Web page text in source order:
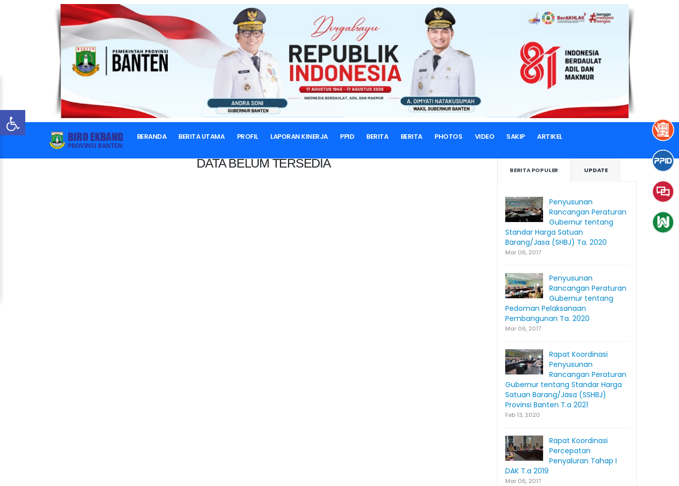
BERANDA BERITA UTAMA PROFIL LAPORAN KINERJA PPID BERITA BERITA PHOTOS VIDEO SAKIP ARTIKEL
BERANDA
DATA BELUM TERSEDIA
BERITA POPULER UPDATE
Penyusunan
Rancangan Peraturan
Gubernur tentang
Standar Harga Satuan
Barang/Jasa (SHBJ) Ta. 2020
Mar 06, 2017
Penyusunan
Rancangan Peraturan
Gubernur tentang
Pedoman Pelaksanaan
Pembangunan Ta. 2020
Mar 06, 2017
Rapat Koordinasi
Penyusunan
Rancangan Peraturan
Gubernur tentang Standar Harga
Satuan Barang/Jasa (SSHBJ)
Provinsi Banten T.a 2021
Feb 13, 2020
Rapat Koordinasi
Percepatan
Penyaluran Tahap I
DAK T.a 2019
Mar 06, 2017